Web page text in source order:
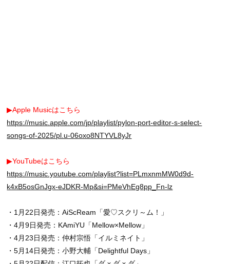
▶Apple Musicはこちら
https://music.apple.com/jp/playlist/pylon-port-editor-s-select-
songs-of-2025/pl.u-06oxo8NTYVL8yJr
▶YouTubeはこちら
https://music.youtube.com/playlist?list=PLmxnmMW0d9d-
k4xB5osGnJgx-eJDKR-Mp&si=PMeVhEg8pp_Fn-lz
・1月22日発売：AiScReam「愛♡スクリ～ム！」
・4月9日発売：KAmiYU「Mellow×Mellow」
・4月23日発売：仲村宗悟「イルミネイト」
・5月14日発売：小野大輔「Delightful Days」